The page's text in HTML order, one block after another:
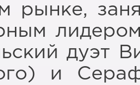
рынке,
дуэт
и